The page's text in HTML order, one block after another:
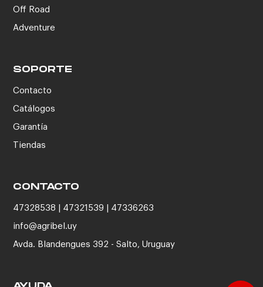
Off Road
Adventure
SOPORTE
Contacto
Catálogos
Garantía
Tiendas
CONTACTO
47328538 | 47321539 | 47336263
info@agribel.uy
Avda. Blandengues 392 - Salto, Uruguay